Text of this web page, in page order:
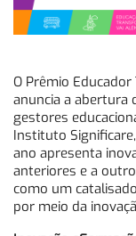
O Prêmio
anuncia a abertura
gestores
Instituto
ano apresenta
anteriores e a
como um
por meio da